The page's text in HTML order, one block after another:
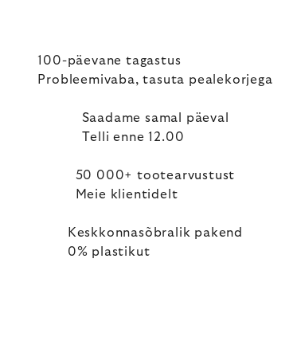
100-päevane tagastus
Probleemivaba, tasuta pealekorjega
Saadame samal päeval
Telli enne 12.00
50 000+ tootearvustust
Meie klientidelt
Keskkonnasõbralik pakend
0% plastikut